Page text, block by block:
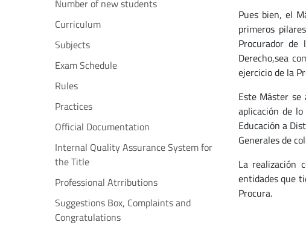
Number of new students
Curriculum
Subjects
Exam Schedule
Rules
Practices
Official Documentation
Internal Quality Assurance System for
the Title
Professional Atrributions
Suggestions Box, Complaints and
Congratulations
Pues bien, el
primeros
Procurador
Derecho,sea
ejercicio de la
Este Máster se
aplicación de
Educación a
Generales de
La realización
entidades que
Procura.